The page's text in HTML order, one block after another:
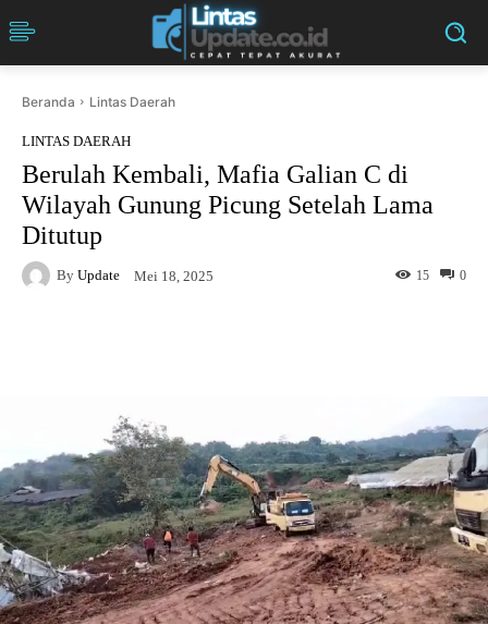
Beranda Lintas Daerah
LINTAS DAERAH
Berulah Kembali, Mafia Galian C di
Wilayah Gunung Picung Setelah Lama
Ditutup
By Update Mei 18, 2025 0
15